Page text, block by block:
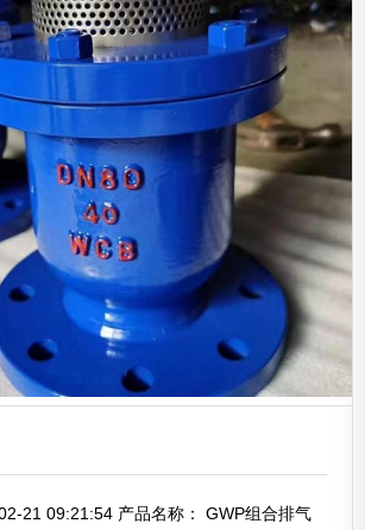
21 09:21:54 产品名称： GWP组合排气